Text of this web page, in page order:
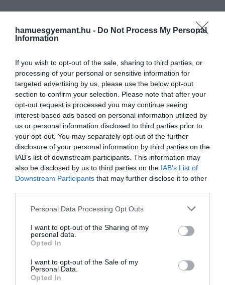
hamuesgyemant.hu - Do Not Process My Personal
Information
If you wish to opt-out of the sale, sharing to third parties, or
processing of your personal or sensitive information for
targeted advertising by us, please use the below opt-out
section to confirm your selection. Please note that after your
opt-out request is processed you may continue seeing
interest-based ads based on personal information utilized by
us or personal information disclosed to third parties prior to
your opt-out. You may separately opt-out of the further
disclosure of your personal information by third parties on the
IAB’s list of downstream participants. This information may
also be disclosed by us to third parties on the IAB’s List of
Downstream Participants that may further disclose it to other
Please note that this website/app uses one or more Google
not limited to your visit or usage behaviour. You may click to
grant or deny consent to Google and its third-party tags to
use your data for below specified purposes in below Google
consent section.
Personal Data Processing Opt Outs
I want to opt-out of the Sharing of my
personal data.
Opted In
I want to opt-out of the Sale of my
Personal Data.
Opted In
Harrods
Schlossberg luxuságyneműje a gyakran csak
svájci szaténként emlegetett finom pamutból
harmóniát hoz az otthonunkba. Puha, friss és
selymes érzés a bőrön, ráadásul anyaga annyira